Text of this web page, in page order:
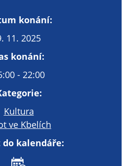
konání:
11. 2025
konání:
- 22:00
Kultura
ve Kbelích
do kalendáře:
Technické
Technické
nezbytné pro
správné
fungování